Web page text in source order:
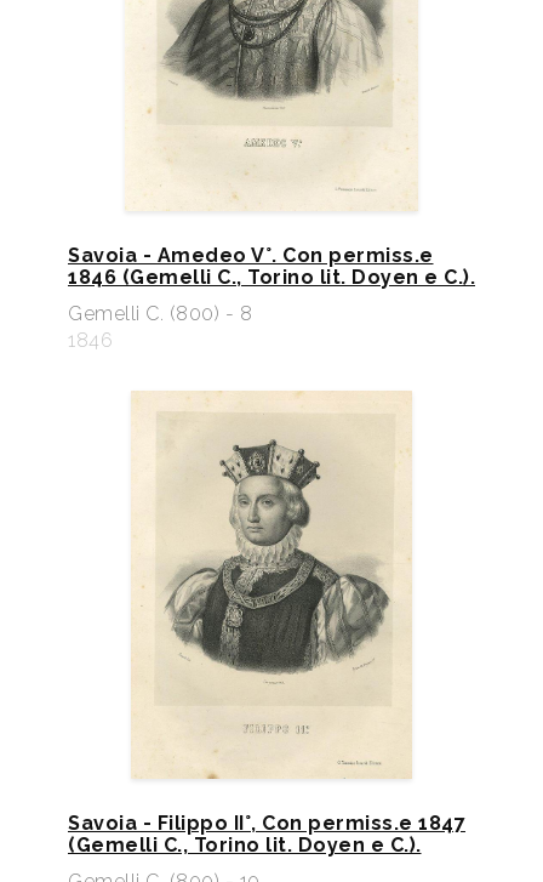
Savoia - Amedeo V°. Con permiss.e
1846 (Gemelli C., Torino lit. Doyen e C.).
Gemelli C. (800) - 8
1846
Savoia - Filippo II°, Con permiss.e 1847
(Gemelli C., Torino lit. Doyen e C.).